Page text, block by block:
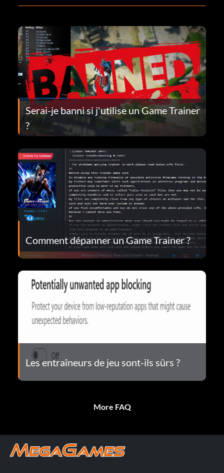
Serai-je banni si j'utilise un Game Trainer
?
Comment dépanner un Game Trainer ?
Les entraîneurs de jeu sont-ils sûrs ?
More FAQ